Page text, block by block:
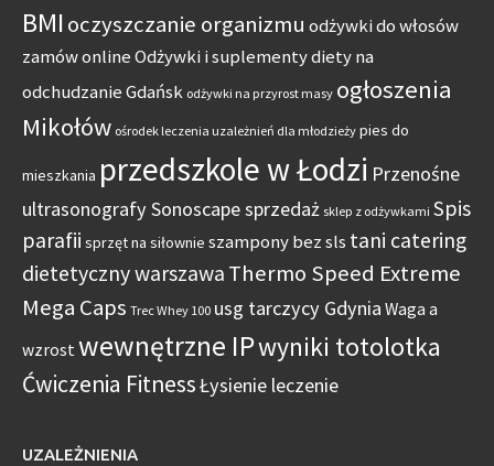
BMI oczyszczanie organizmu odżywki do włosów
zamów onlineOdżywki i suplementy diety na
odchudzanie Gdańsk odżywki na przyrost masy ogłoszenia
Mikołów ośrodek leczenia uzależnień dla młodzieży pies do
mieszkania przedszkole w Łodzi Przenośne
ultrasonografy Sonoscape sprzedaż sklep z odżywkami Spis
parafii sprzęt na siłownie szampony bez sls tani catering
dietetyczny warszawa Thermo Speed Extreme
Mega Caps Trec Whey 100 usg tarczycy Gdynia Waga a
wzrost wewnętrzne IPwyniki totolotka
Ćwiczenia FitnessŁysienie leczenie
UZALEŻNIENIA